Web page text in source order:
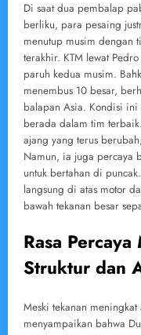
Di saat dua pembalap
berliku, para pesaing
menutup musim dengan
terakhir. KTM lewat
paruh kedua musim.
menembus 10 besar,
balapan Asia. Kondisi ini
berada dalam tim
ajang yang terus
Namun, ia juga percaya
untuk bertahan di
langsung di atas motor
bawah tekanan besar
Rasa
Struktur dan
Meski tekanan
menyampaikan bahwa